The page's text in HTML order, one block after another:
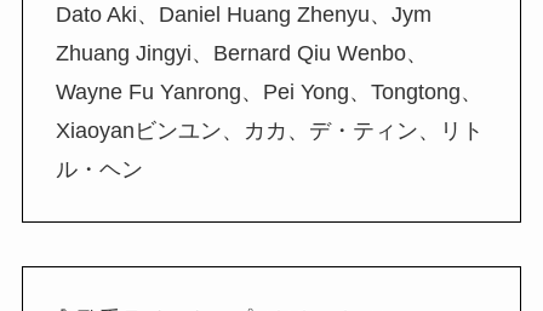
Dato Aki、Daniel Huang Zhenyu、Jym
Zhuang Jingyi、Bernard Qiu Wenbo、
Wayne Fu Yanrong、Pei Yong、Tongtong、
Xiaoyanビンユン、カカ、デ・ティン、リト
ル・ヘン